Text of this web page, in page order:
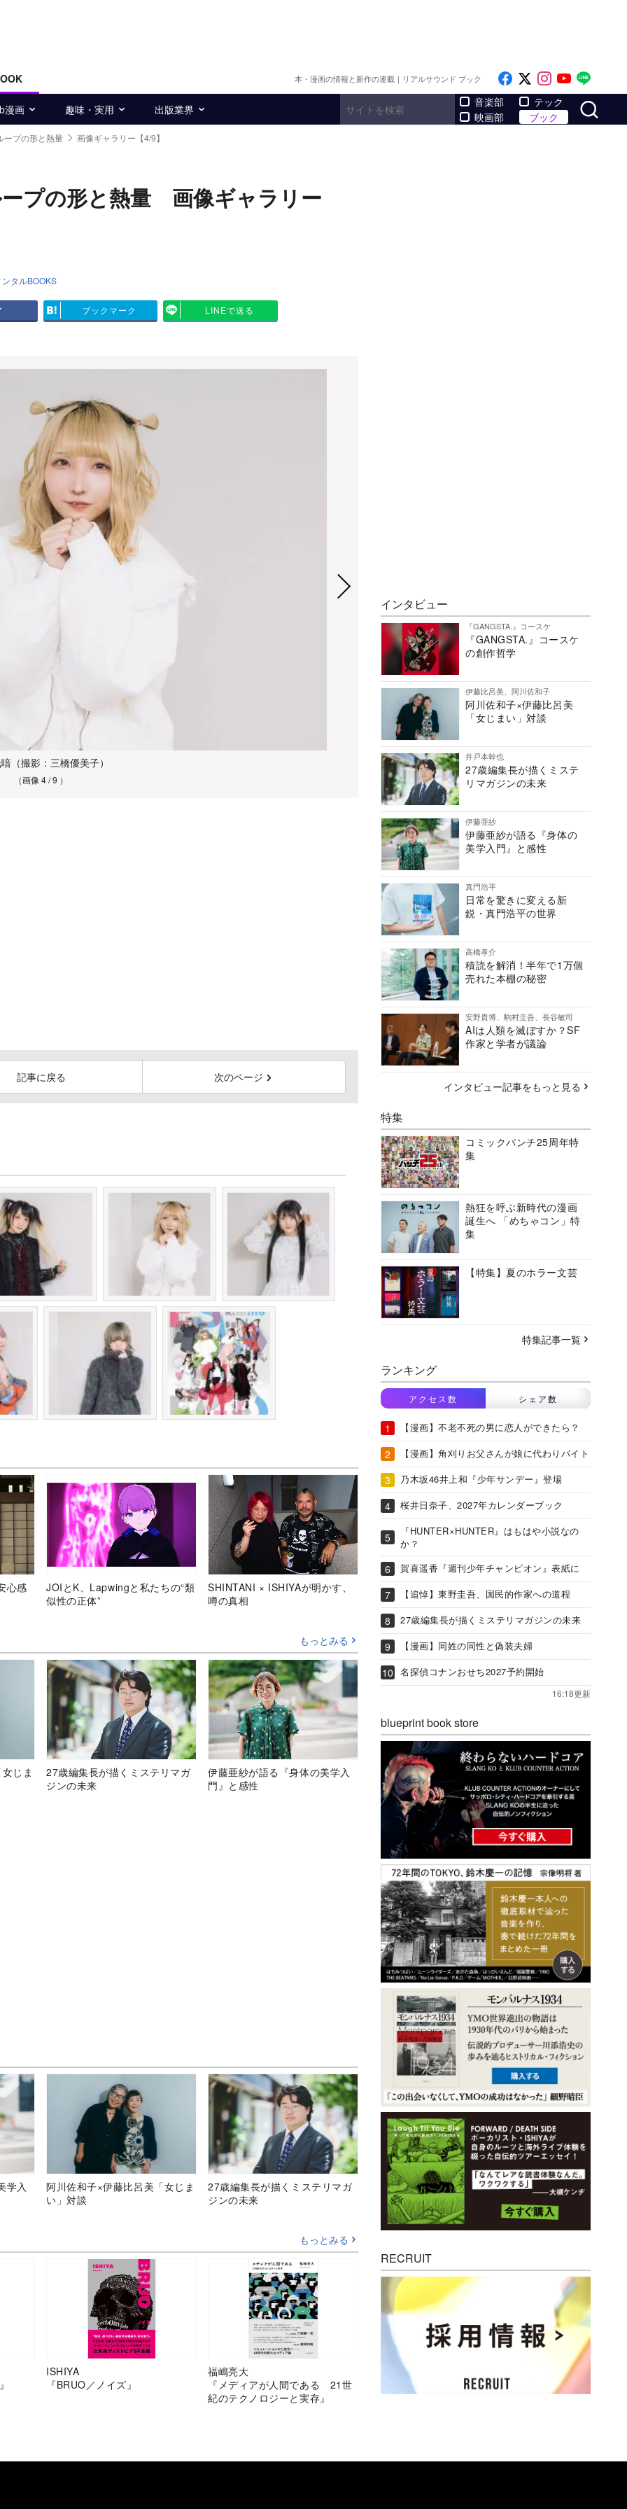
本・漫画の情報と新作の連載｜リアルサウンド ブック Like on Facebook
Follow on x
Follow on
Follow
漫画 趣味・実用 出版業界
音楽部
映画部
テック
ブック
ープの形と熱量 画像ギャラリー【4/9】
プの形と熱量 画像ギャラリー
タルBOOKS
ブックマーク LINEで送る
（撮影：三橋優美子）
（画像 4 / 9 ）
記事に戻る 次のページ
心感
JOIとK、Lapwingと私たちの“類
似性の正体”
SHINTANI × ISHIYAが明かす、
噂の真相
もっとみる
じま
27歳編集長が描くミステリマガ
ジンの未来
伊藤亜紗が語る『身体の美学入
門』と感性
学入
阿川佐和子×伊藤比呂美「女じま
い」対談
27歳編集長が描くミステリマガ
ジンの未来
もっとみる
ISHIYA
『BRUO／ノイズ』
福嶋亮大
『メディアが人間である 21世
紀のテクノロジーと実存』
インタビュー
『GANGSTA.』コースケ
『GANGSTA.』コースケ
の創作哲学
伊藤比呂美、阿川佐和子
阿川佐和子×伊藤比呂美
「女じまい」対談
井戸本幹也
27歳編集長が描くミステ
リマガジンの未来
伊藤亜紗
伊藤亜紗が語る『身体の
美学入門』と感性
真門浩平
日常を驚きに変える新
鋭・真門浩平の世界
高橋孝介
積読を解消！半年で1万個
売れた本棚の秘密
安野貴博、駒村圭吾、長谷敏司
AIは人類を滅ぼすか？SF
作家と学者が議論
インタビュー記事をもっと見る
特集
コミックバンチ25周年特
集
熱狂を呼ぶ新時代の漫画
誕生へ 「めちゃコン」特
集
【特集】夏のホラー文芸
特集記事一覧
ランキング
アクセス数 シェア数
【漫画】不老不死の男に恋人ができたら？
【漫画】角刈りお父さんが娘に代わりバイト
乃木坂46井上和『少年サンデー』登場
桜井日奈子、2027年カレンダーブック
『HUNTER×HUNTER』はもはや小説なの
か？
賀喜遥香『週刊少年チャンピオン』表紙に
【追悼】東野圭吾、国民的作家への道程
27歳編集長が描くミステリマガジンの未来
【漫画】同姓の同性と偽装夫婦
名探偵コナンおせち2027予約開始
16:18更新
blueprint book store
RECRUIT